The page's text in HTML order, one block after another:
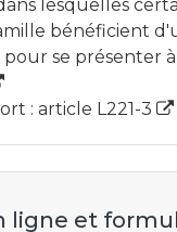
lesquelles
bénéficient
se présenter
: article L221-3
ligne et